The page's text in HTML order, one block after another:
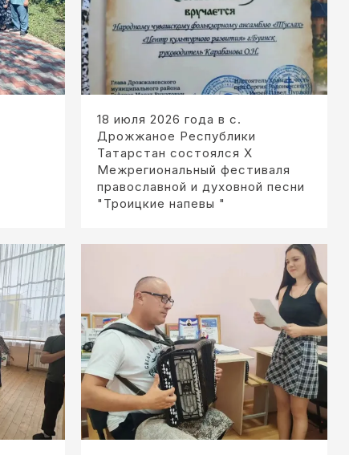
18 июля 2026 года в с.
Дрожжаное Республики
Татарстан состоялся Х
Межрегиональный фестиваля
православной и духовной песни
"Троицкие напевы "